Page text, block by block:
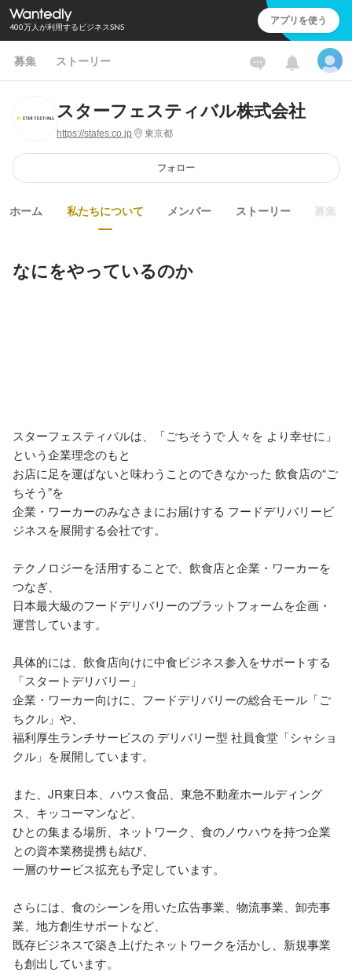
400万人が利用するビジネスSNS アプリを使う
募集 ストーリー
スターフェスティバル株式会社
https://stafes.co.jp 東京都
フォロー
ホーム 私たちについて メンバー ストーリー 募集
なにをやっているのか
スターフェスティバルは、「ごちそうで 人々を より幸せに」
という企業理念のもと
お店に足を運ばないと味わうことのできなかった 飲食店の“ご
ちそう”を
企業・ワーカーのみなさまにお届けする フードデリバリービ
ジネスを展開する会社です。
テクノロジーを活用することで、飲食店と企業・ワーカーを
つなぎ、
日本最大級のフードデリバリーのプラットフォームを企画・
運営しています。
具体的には、飲食店向けに中食ビジネス参入をサポートする
「スタートデリバリー」
企業・ワーカー向けに、フードデリバリーの総合モール「ご
ちクル」や、
福利厚生ランチサービスの デリバリー型 社員食堂「シャショ
クル」を展開しています。
また、JR東日本、ハウス食品、東急不動産ホールディング
ス、キッコーマンなど、
ひとの集まる場所、ネットワーク、食のノウハウを持つ企業
との資本業務提携も結び、
一層のサービス拡充も予定しています。
さらには、食のシーンを用いた広告事業、物流事業、卸売事
業、地方創生サポートなど、
既存ビジネスで築き上げたネットワークを活かし、新規事業
も創出しています。